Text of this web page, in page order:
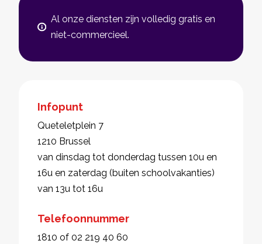
Al onze diensten zijn volledig gratis en
niet-commercieel.
Infopunt
Queteletplein 7
1210 Brussel
van dinsdag tot donderdag tussen 10u en
16u en zaterdag (buiten schoolvakanties)
van 13u tot 16u
Telefoonnummer
1810 of 02 219 40 60